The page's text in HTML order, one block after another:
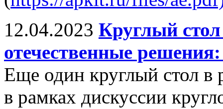
12.04.2023 Круглый
отечественные
Еще один круглый стол в
в рамках дискуссии